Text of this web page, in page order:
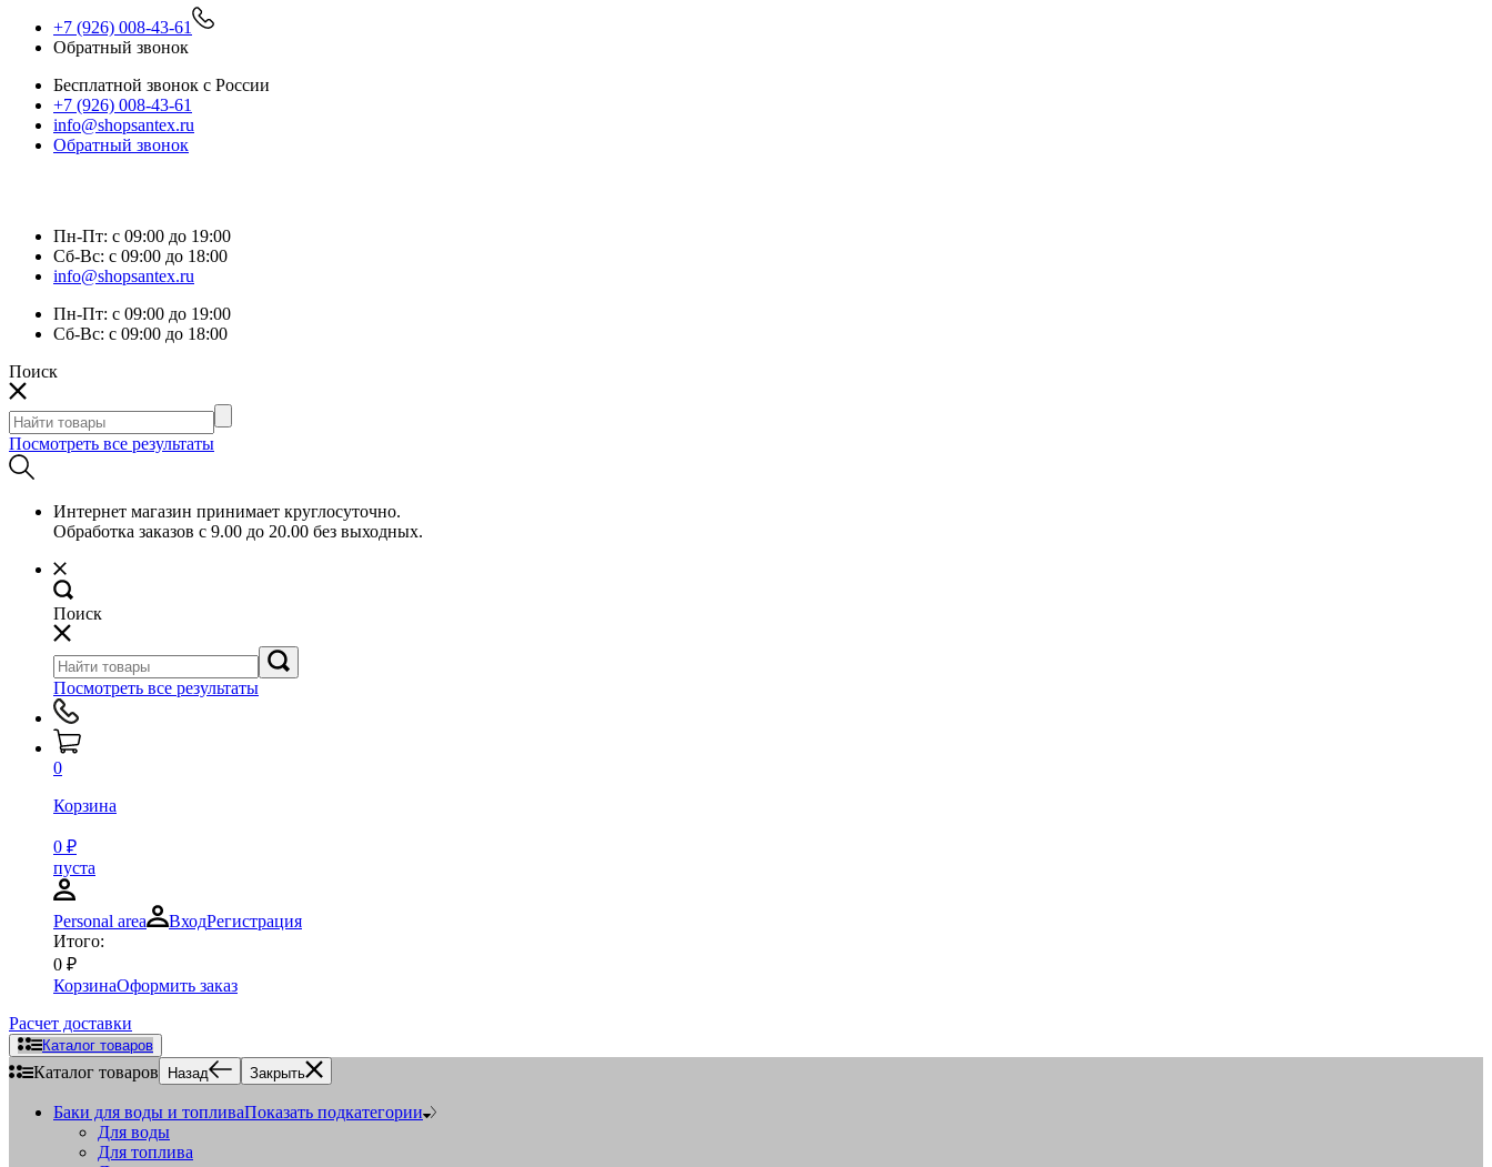
+7 (926) 008-43-61
Обратный звонок
Бесплатной звонок с России
+7 (926) 008-43-61
info@shopsantex.ru
Обратный звонок
Пн-Пт: с 09:00 до 19:00
Сб-Вс: с 09:00 до 18:00
info@shopsantex.ru
Пн-Пт: с 09:00 до 19:00
Сб-Вс: с 09:00 до 18:00
Поиск
Посмотреть все результаты
Интернет магазин принимает круглосуточно.
Обработка заказов с 9.00 до 20.00 без выходных.
Поиск
Посмотреть все результаты
0
Корзина
0 ₽
пуста
Personal area ВходРегистрация
Итого:
0 ₽
КорзинаОформить заказ
Расчет доставки
Каталог товаров
Каталог товаров Назад Закрыть
Баки для воды и топливаПоказать подкатегории
Для воды
Для топлива